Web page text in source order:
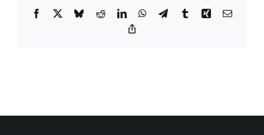
Facebook BlueskyRedditLinkedInWhatsApp
TelegramTumblrXing Correo